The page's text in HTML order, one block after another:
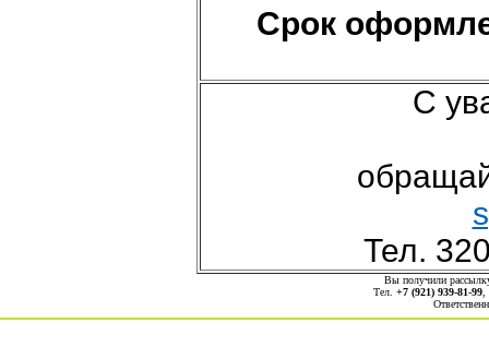
Срок
С
Тел.
Вы получили
Тел. +7 (921) 939-81-99,